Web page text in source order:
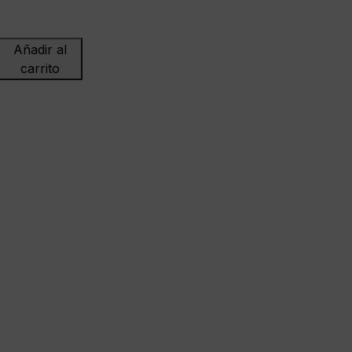
Añadir al
carrito